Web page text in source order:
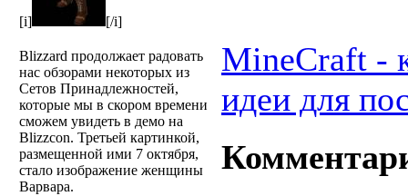
[i] [/i]
Blizzard продолжает радовать
нас обзорами некоторых из
Сетов Принадлежностей,
которые мы в скором времени
сможем увидеть в демо на
Blizzcon. Третьей картинкой,
размещенной ими 7 октября,
стало изображение женщины
Варвара.
MineCraft -
идеи для